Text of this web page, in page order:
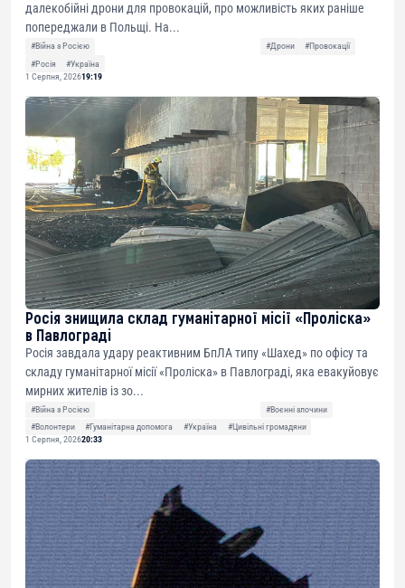
далекобійні дрони для провокацій, про можливість яких раніше
попереджали в Польщі. На...
#Війна з Росією #Дрони
#Провокації
#Росія
#Україна
1 Серпня, 202619:19
Росія знищила склад гуманітарної місії «Проліска»
в Павлограді
Росія завдала удару реактивним БпЛА типу «Шахед» по офісу та
складу гуманітарної місії «Проліска» в Павлограді, яка евакуйовує
мирних жителів із зо...
#Війна з Росією
#Воєнні злочини
#Волонтери
#Гуманітарна допомога #Україна
#Цивільні громадяни
1 Серпня, 202620:33